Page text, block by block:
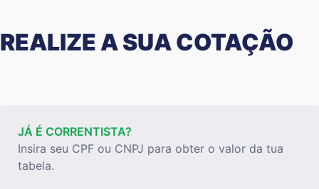
REALIZE A SUA COTAÇÃO
JÁ É CORRENTISTA?
Insira seu CPF ou CNPJ para obter o valor da tua
tabela.